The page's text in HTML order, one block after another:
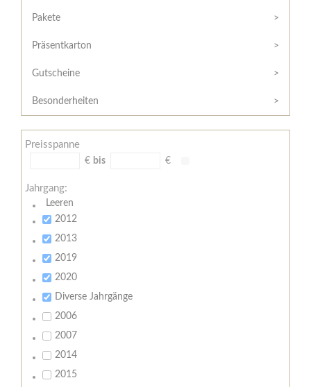
/
Widerrufsformular
AGB
Zahlungsbedingungen
Meine
Pakete
Präsentkarton
Gutscheine
Besonderheiten
Preisspanne
€ bis €
Jahrgang:
Leeren
2012
2013
2019
2020
Diverse Jahrgänge
2006
2007
2014
2015